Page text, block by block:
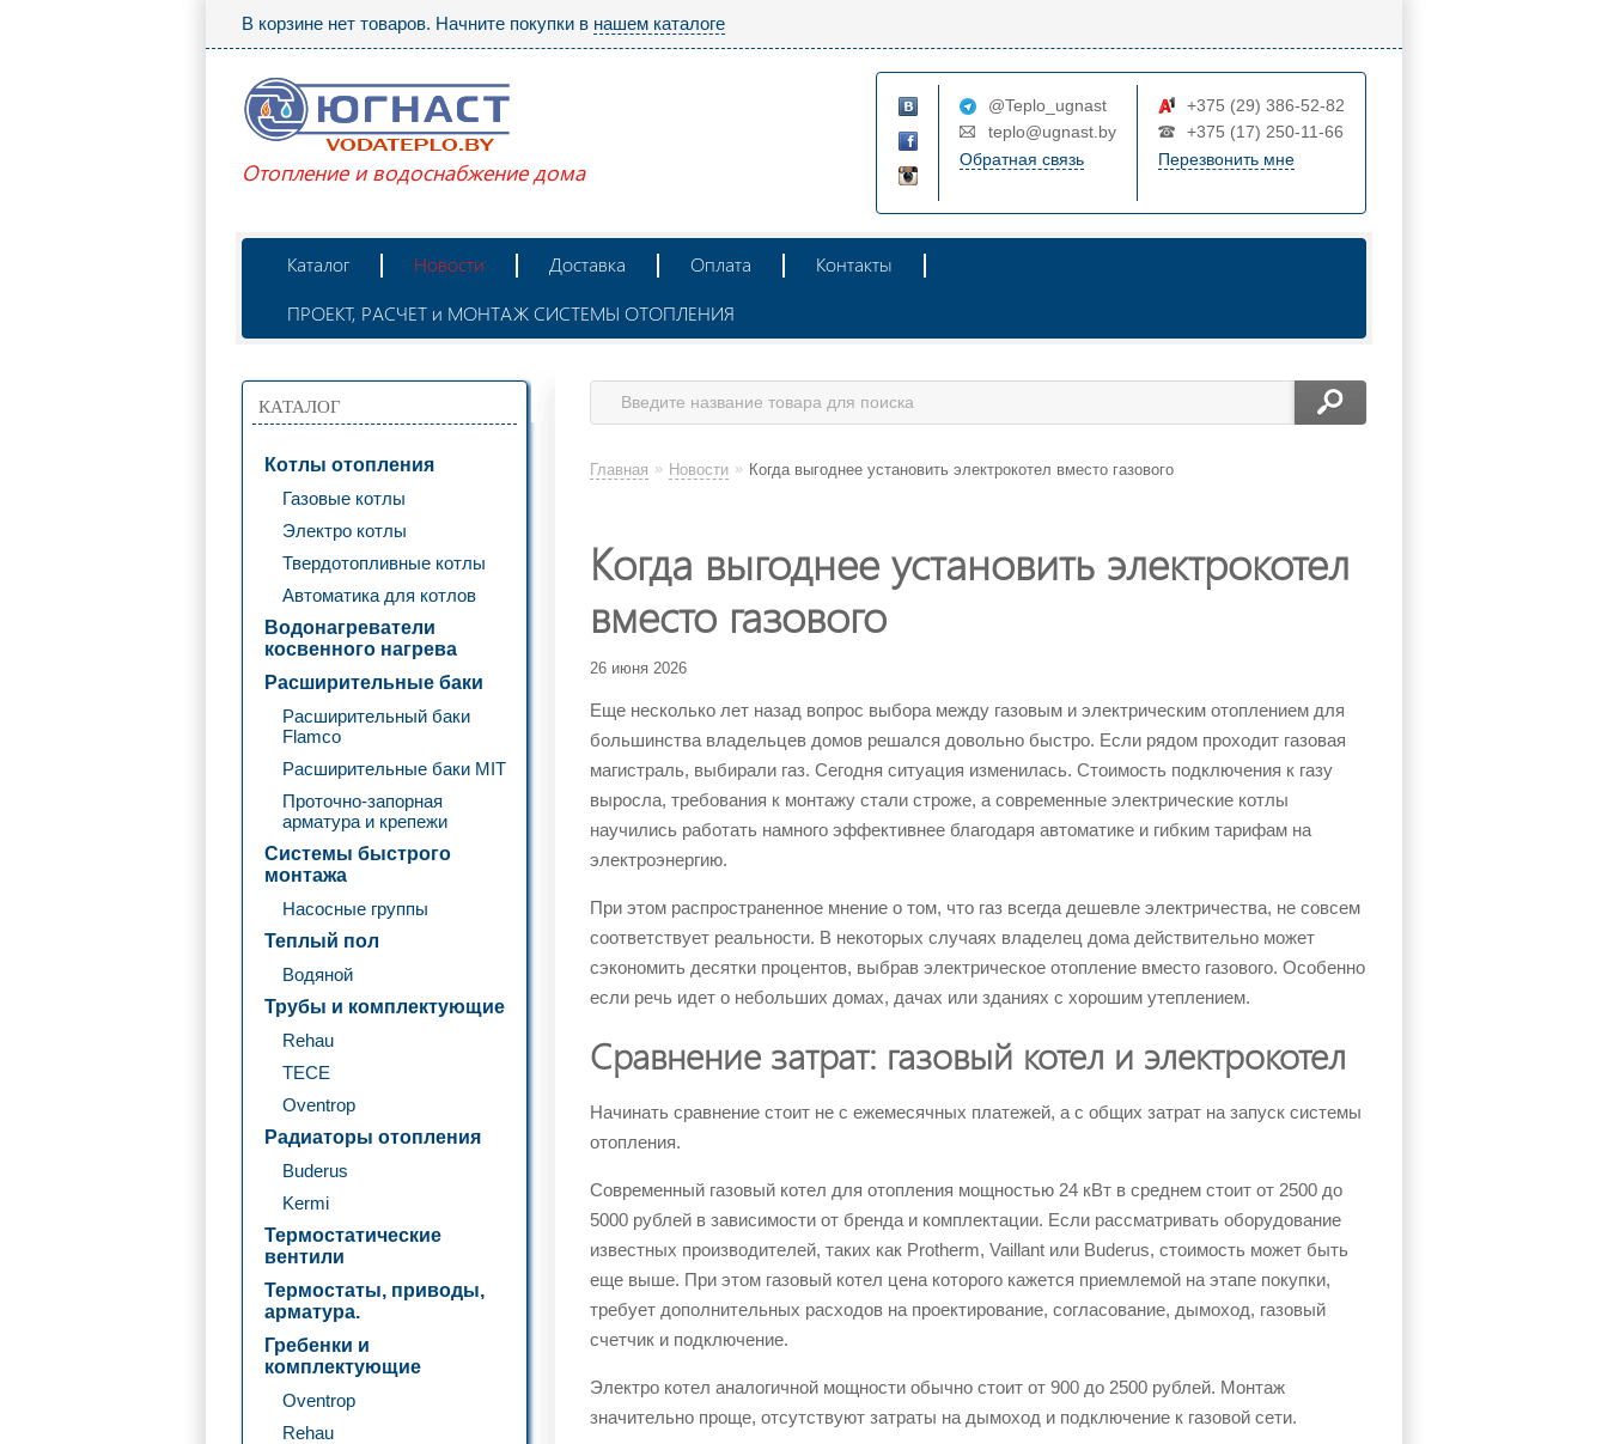
В корзине нет товаров. Начните покупки в нашем каталоге
Отопление и водоснабжение дома
@Teplo_ugnast
teplo@ugnast.by
Обратная связь
+375 (29) 386-52-82
+375 (17) 250-11-66
Перезвонить мне
Каталог Новости Доставка Оплата
Контакты
ПРОЕКТ, РАСЧЕТ и МОНТАЖ СИСТЕМЫ ОТОПЛЕНИЯ
КАТАЛОГ
Котлы отопления
Газовые котлы
Электро котлы
Твердотопливные котлы
Автоматика для котлов
Водонагреватели
косвенного нагрева
Расширительные баки
Расширительный баки
Flamco
Расширительные баки MIT
Проточно-запорная
арматура и крепежи
Системы быстрого
монтажа
Насосные группы
Теплый пол
Водяной
Трубы и комплектующие
Rehau
TECE
Oventrop
Радиаторы отопления
Buderus
Kermi
Термостатические
вентили
Термостаты, приводы,
арматура.
Гребенки и
комплектующие
Oventrop
Rehau
Главная » Новости » Когда выгоднее установить электрокотел вместо газового
Когда выгоднее установить электрокотел
вместо газового
26 июня 2026
Еще несколько лет назад вопрос выбора между газовым и электрическим отоплением для
большинства владельцев домов решался довольно быстро. Если рядом проходит газовая
магистраль, выбирали газ. Сегодня ситуация изменилась. Стоимость подключения к газу
выросла, требования к монтажу стали строже, а современные электрические котлы
научились работать намного эффективнее благодаря автоматике и гибким тарифам на
электроэнергию.
При этом распространенное мнение о том, что газ всегда дешевле электричества, не совсем
соответствует реальности. В некоторых случаях владелец дома действительно может
сэкономить десятки процентов, выбрав электрическое отопление вместо газового. Особенно
если речь идет о небольших домах, дачах или зданиях с хорошим утеплением.
Сравнение затрат: газовый котел и электрокотел
Начинать сравнение стоит не с ежемесячных платежей, а с общих затрат на запуск системы
отопления.
Современный газовый котел для отопления мощностью 24 кВт в среднем стоит от 2500 до
5000 рублей в зависимости от бренда и комплектации. Если рассматривать оборудование
известных производителей, таких как Protherm, Vaillant или Buderus, стоимость может быть
еще выше. При этом газовый котел цена которого кажется приемлемой на этапе покупки,
требует дополнительных расходов на проектирование, согласование, дымоход, газовый
счетчик и подключение.
Электро котел аналогичной мощности обычно стоит от 900 до 2500 рублей. Монтаж
значительно проще, отсутствуют затраты на дымоход и подключение к газовой сети.